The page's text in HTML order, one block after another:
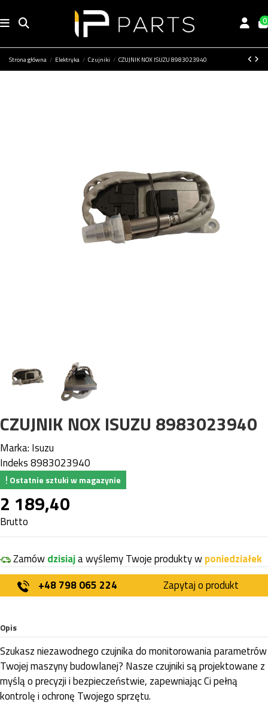
0
Strona główna Elektryka Czujniki CZUJNIK NOX ISUZU 8983023940
CZUJNIK NOX ISUZU 8983023940
Marka: Isuzu
Indeks8983023940
Ostatnie sztuki w magazynie
2 189,40
Brutto
Zamówdzisiaja wyślemy Twoje produkty wponiedziałek
+48 798 065 224
Zapytaj o produkt
Opis
Szukasz niezawodnego czujnika do monitorowania parametrów
Twojej maszyny budowlanej? Nasze czujniki są projektowane z
myślą o precyzji i bezpieczeństwie, zapewniając Ci pełną
kontrolę i ochronę Twojego sprzętu.